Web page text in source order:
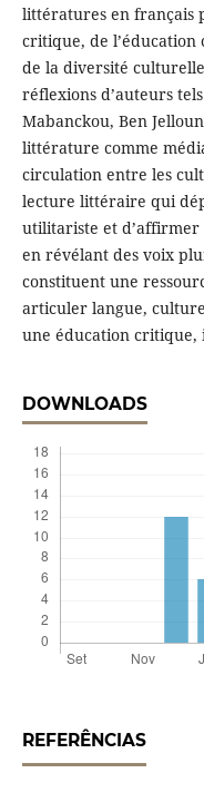
littératures en français
critique, de l’éducation
de la diversité
réflexions d’auteurs
Mabanckou, Ben
littérature comme
circulation entre les
lecture littéraire qui
utilitariste et
en révélant des voix
constituent une
articuler langue,
une éducation critique,
DOWNLOADS
REFERÊNCIAS